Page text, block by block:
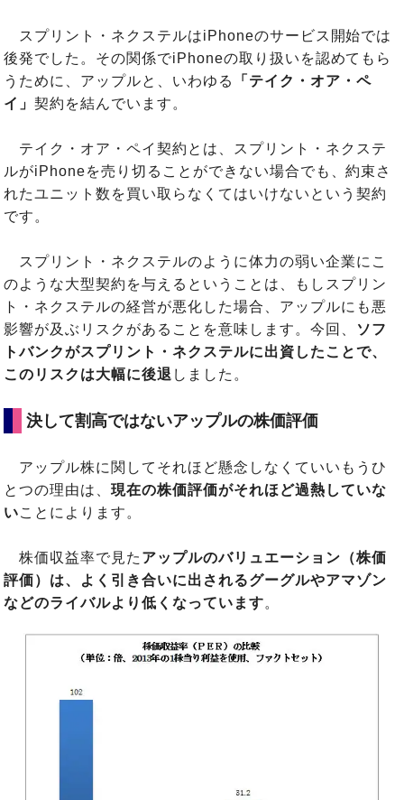
スプリント・ネクステルはiPhoneのサービス開始では
後発でした。その関係でiPhoneの取り扱いを認めてもら
うために、アップルと、いわゆる
「テイク・オア・ペ
イ」契約を結んでいます。
テイク・オア・ペイ契約とは、スプリント・ネクステ
ルがiPhoneを売り切ることができない場合でも、約束さ
れたユニット数を買い取らなくてはいけないという契約
です。
スプリント・ネクステルのように体力の弱い企業にこ
のような大型契約を与えるということは、もしスプリン
ト・ネクステルの経営が悪化した場合、アップルにも悪
影響が及ぶリスクがあることを意味します。今回、
ソフ
トバンクがスプリント・ネクステルに出資したことで、
このリスクは大幅に後退 しました。
決して割高ではないアップルの株価評価
アップル株に関してそれほど懸念しなくていいもうひ
とつの理由は、現在の株価評価がそれほど過熱していな
いことによります。
株価収益率で見た アップルのバリュエーション（株価
評価）は、よく引き合いに出されるグーグルやアマゾン
などのライバルより低くなっています。